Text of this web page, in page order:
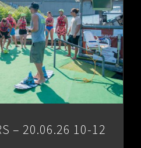
– 20.06.26 10-12